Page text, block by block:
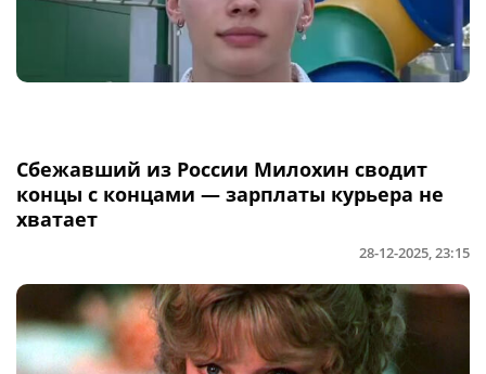
Сбежавший из России Милохин сводит
концы с концами — зарплаты курьера не
хватает
28-12-2025, 23:15